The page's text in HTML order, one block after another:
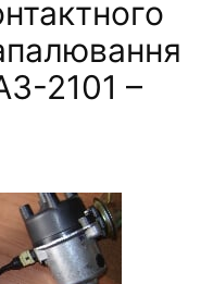
2101 –